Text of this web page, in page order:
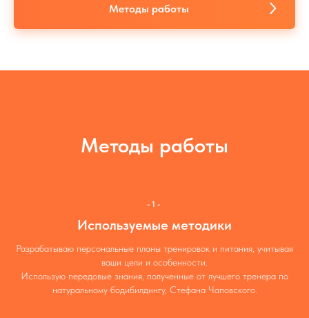
Методы работы
Методы работы
-1-
Используемые методики
Разрабатываю персональные планы тренировок и питания, учитывая
ваши цели и особенности.
Использую передовые знания, полученные от лучшего тренера по
натуральному бодибилдингу, Стефана Чаповского.